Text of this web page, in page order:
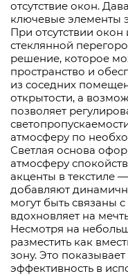
отсутствие окон.
ключевые элементы
При отсутствии
стеклянной
решение, которое
пространство и
из соседних
открытости, а
позволяет
атмосферу по
Светлая основа
атмосферу
акценты в текстиле
добавляют
могут быть связаны
вдохновляет на
Несмотря на
разместить как
зону. Это
эффективность в